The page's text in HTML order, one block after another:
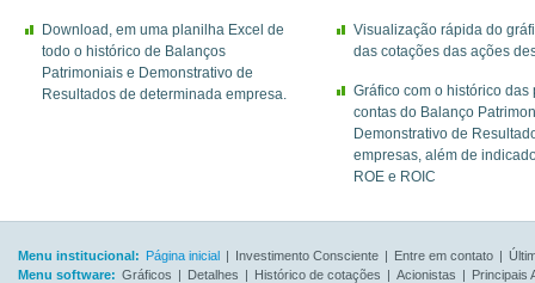
Download, em uma planilha Excel de
todo o histórico de Balanços
Patrimoniais e Demonstrativo de
Resultados de determinada empresa.
Visualização rápida do
das cotações das ações
Gráfico com o histórico das
contas do Balanço
Demonstrativo de
empresas, além de
ROE e ROIC
Menu institucional: Página inicial | Investimento Consciente | Entre em contato |
Menu software: Gráficos | Detalhes | Histórico de cotações | Acionistas | Principais